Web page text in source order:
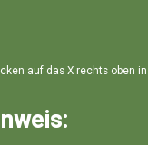
auf das X rechts oben